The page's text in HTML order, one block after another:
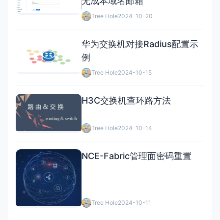
Tree Hole2024-10-20
华为交换机对接Radius配置示
例
Tree Hole2024-10-15
H3C交换机查环路方法
Tree Hole2024-10-14
NCE-Fabric管理面密码重置
Tree Hole2024-10-11